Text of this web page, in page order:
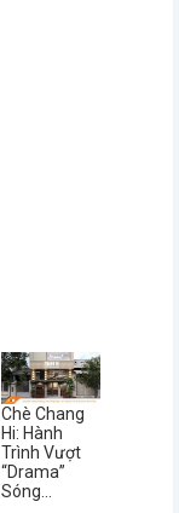
Chè Chang
Hi: Hành
Trình Vượt
“Drama”
Sóng...